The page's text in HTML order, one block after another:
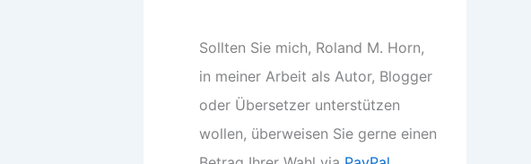
Sollten Sie mich, Roland M. Horn,
in meiner Arbeit als Autor, Blogger
oder Übersetzer unterstützen
wollen, überweisen Sie gerne einen